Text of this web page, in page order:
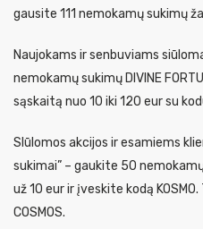
gausite 111 nemokamų sukimų
Naujokams ir senbuviams
nemokamų sukimų DIVINE
sąskaitą nuo 10 iki 120 eur su
SIūlomos akcijos ir esamiems
sukimai” – gaukite 50
už 10 eur ir įveskite kodą
COSMOS.